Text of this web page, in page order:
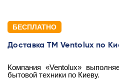
БЕСПЛАТНО
Доставка ТМ Ventolux по
Компания «Ventolux»
бытовой техники по Киеву.